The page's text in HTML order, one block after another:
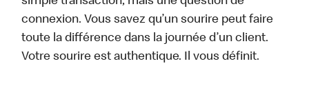
connexion. Vous savez qu’un sourire peut faire
toute la différence dans la journée d’un client.
Votre sourire est authentique. Il vous définit.